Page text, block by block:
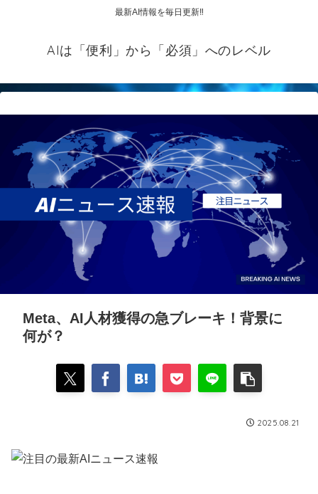
最新AI情報を毎日更新‼
AIは「便利」から「必須」へのレベル
Meta、AI人材獲得の急ブレーキ！背景に
何が？
2025.08.21